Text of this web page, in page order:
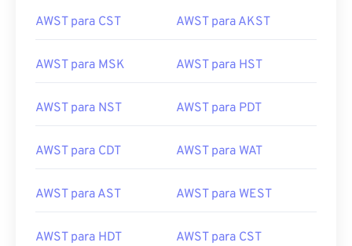
AWST para CST AWST para AKST
AWST para MSK AWST para HST
AWST para NST AWST para PDT
AWST para CDT AWST para WAT
AWST para AST AWST para WEST
AWST para HDT AWST para CST